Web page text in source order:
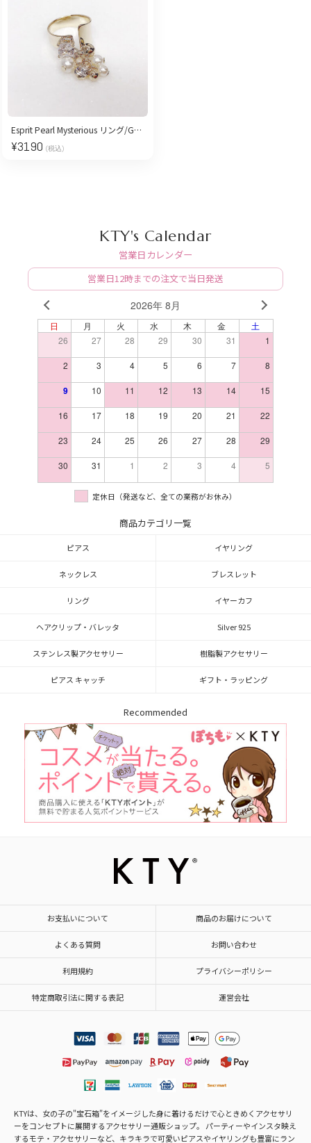
Esprit Pearl Mysterious リング/Gold【Free Size】
¥3190 (税込)
KTY's Calendar
営業日カレンダー
営業日12時までの注文で当日発送
PREV 2026年 8月 NEXT
日 月 火 水 木 金
土
26
27 28 29 30 31 1
2 3 4 5 6 7 8
9 10 11 12 13 14 15
16 17 18 19 20 21 22
23 24 25 26 27 28 29
30 31 1 2 3 4 5
定休日（発送など、全ての業務がお休み）
商品カテゴリ一覧
ピアス イヤリング
ネックレス ブレスレット
リング イヤーカフ
ヘアクリップ・バレッタ Silver 925
ステンレス製アクセサリー 樹脂製アクセサリー
ピアス キャッチ ギフト・ラッピング
Recommended
お支払いについて 商品のお届けについて
よくある質問 お問い合わせ
利用規約 プライバシーポリシー
特定商取引法に関する表記 運営会社
KTYは、女の子の"宝石箱"をイメージした身に着けるだけで心ときめくアクセサリ
ーをコンセプトに展開するアクセサリー通販ショップ。 パーティーやインスタ映え
するモテ・アクセサリーなど、キラキラで可愛いピアスやイヤリングも豊富にラン